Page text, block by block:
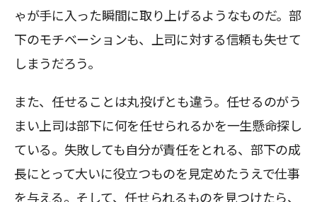
ゃが手に入った瞬間に取り上げるようなものだ。部
下のモチベーションも、上司に対する信頼も失せて
しまうだろう。
また、任せることは丸投げとも違う。任せるのがう
まい上司は部下に何を任せられるかを一生懸命探し
ている。失敗しても自分が責任をとれる、部下の成
長にとって大いに役立つものを見定めたうえで仕事
を与える。そして、任せられるものを見つけたら、